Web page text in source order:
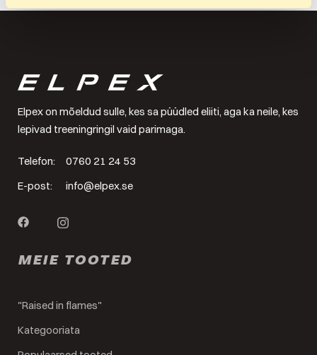
Elpex on mõeldud sulle, kes sa püüdled eliiti, aga ka neile, kes
lepivad treeningringil vaid parimaga.
Telefon:
0760 21 24 53
E-post:
info@elpex.se
MEIE TOOTED
"Raised in flames"
Kategooriata